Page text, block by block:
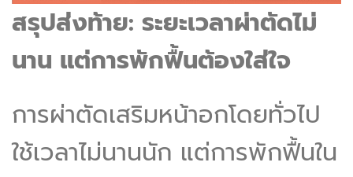
สรุปส่งท้าย: ระยะเวลาผ่าตัดไม่
นาน แต่การพักฟื้นต้องใส่ใจ
การผ่าตัดเสริมหน้าอกโดยทั่วไป
ใช้เวลาไม่นานนัก แต่การพักฟื้นใน